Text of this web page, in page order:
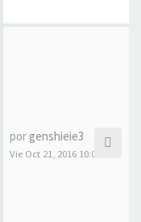
por genshieie3
Vie Oct 21, 2016 10:08